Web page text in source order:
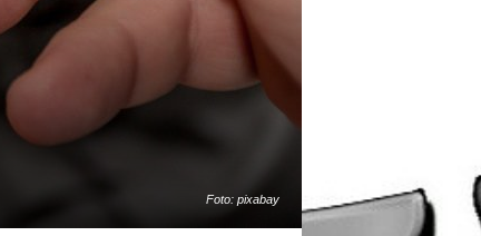
Foto: pixabay